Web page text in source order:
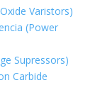
Varistors)
(Power
Supressors)
Carbide